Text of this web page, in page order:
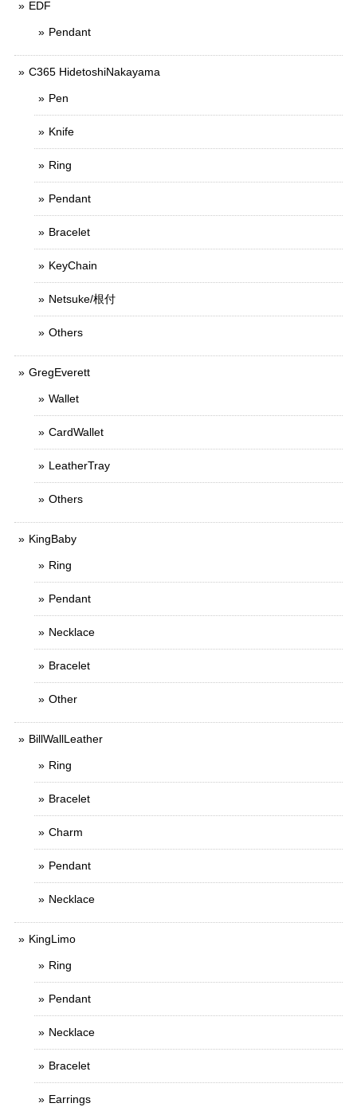
EDF
Pendant
C365 HidetoshiNakayama
Pen
Knife
Ring
Pendant
Bracelet
KeyChain
Netsuke/根付
Others
GregEverett
Wallet
CardWallet
LeatherTray
Others
KingBaby
Ring
Pendant
Necklace
Bracelet
Other
BillWallLeather
Ring
Bracelet
Charm
Pendant
Necklace
KingLimo
Ring
Pendant
Necklace
Bracelet
Earrings